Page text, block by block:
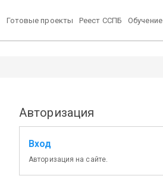
Готовые проекты Реест ССПБ Обучение
Авторизация
Вход
Авторизация на сайте.